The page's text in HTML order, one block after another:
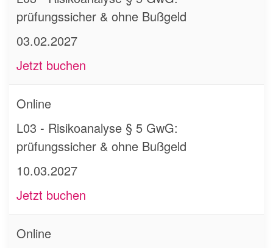
prüfungssicher & ohne Bußgeld
03.02.2027
Jetzt buchen
Online
L03 - Risikoanalyse § 5 GwG:
prüfungssicher & ohne Bußgeld
10.03.2027
Jetzt buchen
Online